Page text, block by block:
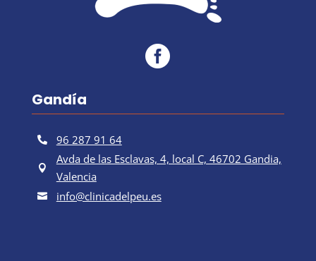

Gandía
 96 287 91 64

Avda de las Esclavas, 4, local C, 46702 Gandia,
Valencia
 info@clinicadelpeu.es